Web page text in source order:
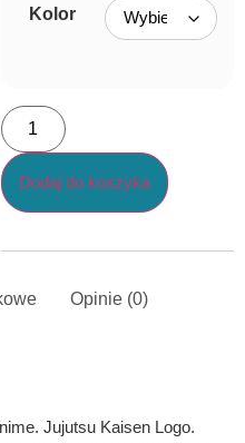
Kolor
Dodaj do koszyka
Opinie (0)
Jujutsu Kaisen Logo.